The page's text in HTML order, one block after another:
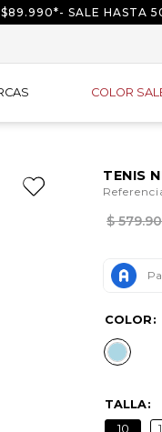
SALE HASTA
COLOR
TENIS
$ 579.
COLOR
TALLA
10